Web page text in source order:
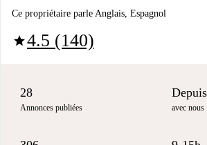
Ce propriétaire parle Anglais, Espagnol
star4.5 (140)
28
Annonces publiées avec nous